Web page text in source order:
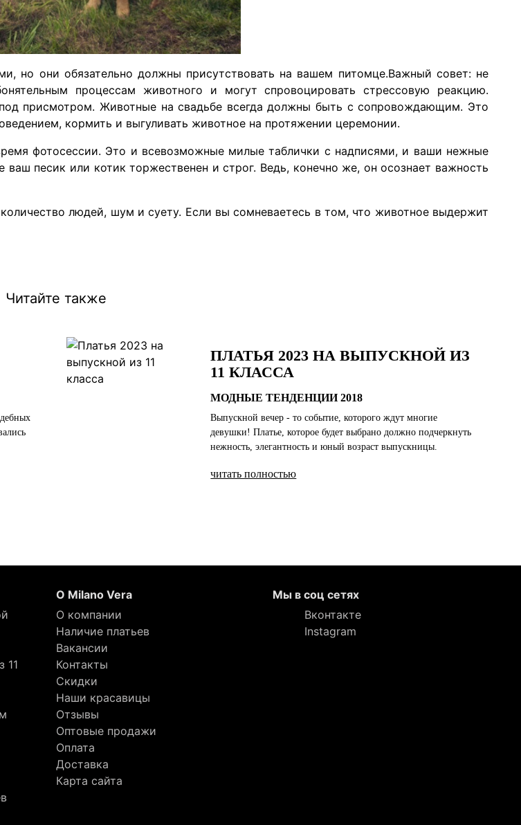
но они обязательно должны присутствовать на вашем питомце.Важный совет: не
процессам животного и могут спровоцировать стрессовую реакцию.
присмотром. Животные на свадьбе всегда должны быть с сопровождающим. Это
кормить и выгуливать животное на протяжении церемонии.
фотосессии. Это и всевозможные милые таблички с надписями, и ваши нежные
песик или котик торжественен и строг. Ведь, конечно же, он осознает важность
людей, шум и суету. Если вы сомневаетесь в том, что животное выдержит
Читайте также
ПЛАТЬЯ 2023 НА ВЫПУСКНОЙ ИЗ
11 КЛАССА
МОДНЫЕ ТЕНДЕНЦИИ 2018
Выпускной вечер - то событие, которого ждут многие
девушки! Платье, которое будет выбрано должно подчеркнуть
нежность, элегантность и юный возраст выпускницы.
читать полностью
11
О Milano Vera
О компании
Наличие платьев
Вакансии
Контакты
Скидки
Наши красавицы
Отзывы
Оптовые продажи
Оплата
Доставка
Карта сайта
Мы в соц сетях
Вконтакте
Instagram